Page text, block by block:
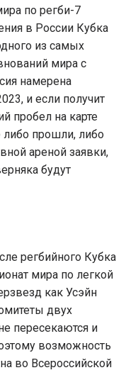
по регби-7
в России Кубка
из самых
мира с
намерена
и если получит
пробел на карте
либо прошли, либо
ареной заявки,
будут
регбийного Кубка
мира по легкой
как Усэйн
двух
пересекаются и
возможность
во Всероссийской